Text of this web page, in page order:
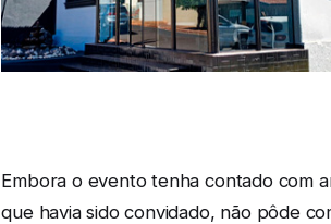
Embora o evento tenha contado com
que havia sido convidado, não pôde